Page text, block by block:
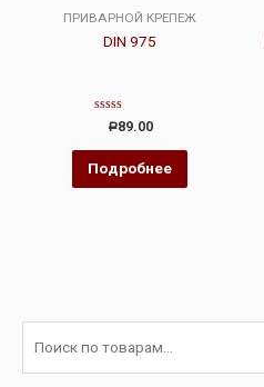
ПРИВАРНОЙ КРЕПЕЖ
DIN 975
Оценка
из
5
Р89.00
Подробнее